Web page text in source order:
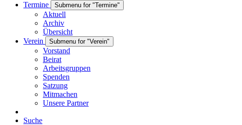
Termine
Submenu for "Termine"
Aktuell
Archiv
Übersicht
Verein
Submenu for "Verein"
Vorstand
Beirat
Arbeitsgruppen
Spenden
Satzung
Mitmachen
Unsere Partner
Suche